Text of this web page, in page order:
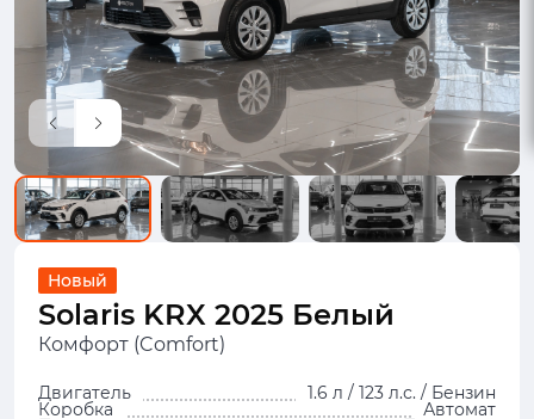
Новый
Solaris KRX 2025 Белый
Комфорт (Comfort)
Двигатель 1.6 л / 123 л.с. / Бензин
Коробка Автомат